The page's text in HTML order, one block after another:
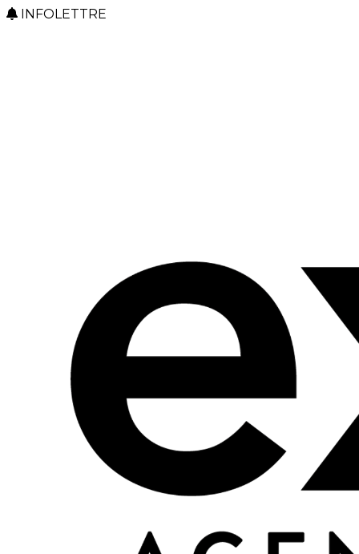
INFOLETTRE